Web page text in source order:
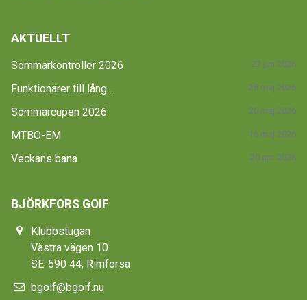
AKTUELLT
Sommarkontroller 2026 22 jun 2026
Funktionärer till lång... 28 maj 2026
Sommarcupen 2026 20 maj 2026
MTBO-EM 16 maj 2026
Veckans bana 20 apr 2026
BJÖRKFORS GOIF
Klubbstugan
Västra vägen 10
SE-590 44, Rimforsa
bgoif@bgoif.nu